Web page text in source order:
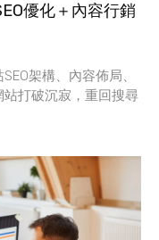
優化＋內容行銷
架構、內容佈局、
打破沉寂，重回搜尋